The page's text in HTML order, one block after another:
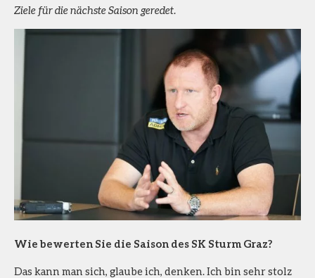
Ziele für die nächste Saison geredet.
Wie bewerten Sie die Saison des SK Sturm Graz?
Das kann man sich, glaube ich, denken. Ich bin sehr stolz